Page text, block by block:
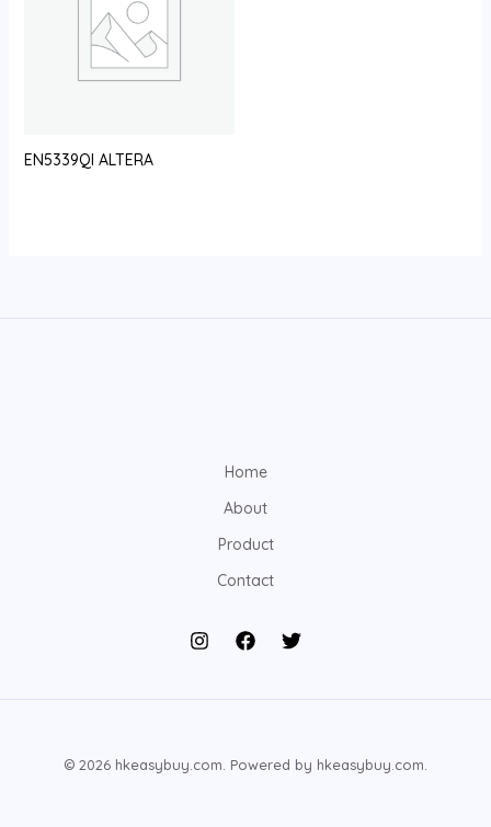
EN5339QI ALTERA
Home
About
Product
Contact
© 2026 hkeasybuy.com. Powered by hkeasybuy.com.